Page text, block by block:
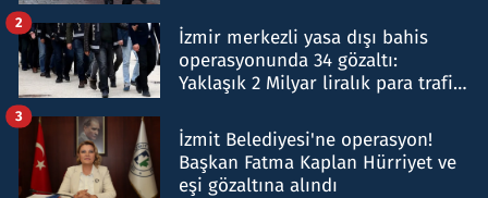
İzmir merkezli yasa dışı bahis
operasyonunda 34 gözaltı:
Yaklaşık 2 Milyar liralık para trafiği
2
İzmit Belediyesi'ne operasyon!
Başkan Fatma Kaplan Hürriyet ve
eşi gözaltına alındı
3